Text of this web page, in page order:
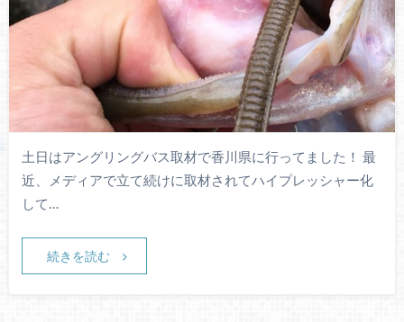
土日はアングリングバス取材で香川県に行ってました！ 最
近、メディアで立て続けに取材されてハイプレッシャー化
して…
続きを読む